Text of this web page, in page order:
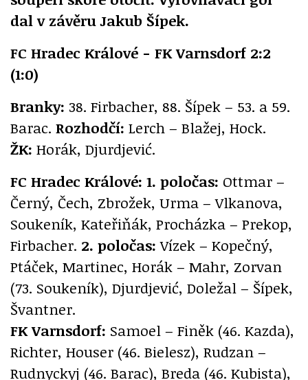
dal v závěru Jakub Šípek.
FC Hradec Králové - FK Varnsdorf 2:2
(1:0)
Branky: 38. Firbacher, 88. Šípek – 53. a 59.
Barac. Rozhodčí: Lerch – Blažej, Hock.
ŽK: Horák, Djurdjević.
FC Hradec Králové: 1. poločas: Ottmar –
Černý, Čech, Zbrožek, Urma – Vlkanova,
Soukeník, Kateřiňák, Procházka – Prekop,
Firbacher. 2. poločas: Vízek – Kopečný,
Ptáček, Martinec, Horák – Mahr, Zorvan
(73. Soukeník), Djurdjević, Doležal – Šípek,
Švantner.
FK Varnsdorf: Samoel – Finěk (46. Kazda),
Richter, Houser (46. Bielesz), Rudzan –
Rudnyckyj (46. Barac), Breda (46. Kubista),